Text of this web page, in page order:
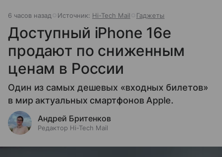
6 часов назад Источник: Hi-Tech Mail Гаджеты
Доступный iPhone 16e
продают по сниженным
ценам в России
Один из самых дешевых «входных билетов»
в мир актуальных смартфонов Apple.
Андрей Бритенков
Редактор Hi-Tech Mail